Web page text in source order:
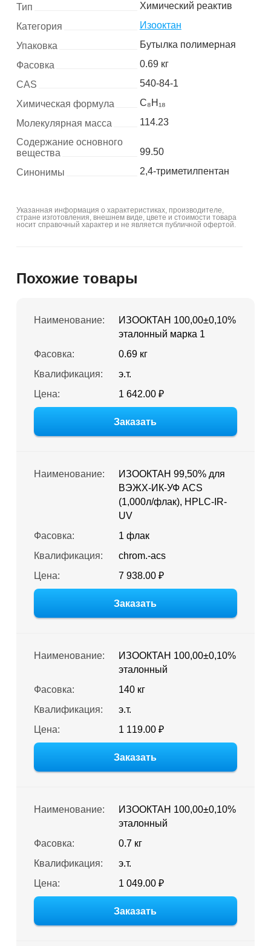
Тип
Химический реактив
Категория
Изооктан
Упаковка
Бутылка полимерная
Фасовка
0.69 кг
CAS
540-84-1
Химическая формула
C₈H₁₈
Молекулярная масса
114.23
Содержание основного
вещества
99.50
Синонимы
2,4-триметилпентан
Указанная информация о характеристиках, производителе,
стране изготовления, внешнем виде, цвете и стоимости товара
носит справочный характер и не является публичной офертой.
Похожие товары
Наименование:
ИЗООКТАН 100,00±0,10%
эталонный марка 1
Фасовка:
0.69 кг
Квалификация:
э.т.
Цена:
1 642.00 ₽
Заказать
Наименование:
ИЗООКТАН 99,50% для
ВЭЖХ-ИК-УФ ACS
(1,000л/флак), HPLC-IR-
UV
Фасовка:
1 флак
Квалификация:
chrom.-acs
Цена:
7 938.00 ₽
Заказать
Наименование:
ИЗООКТАН 100,00±0,10%
эталонный
Фасовка:
140 кг
Квалификация:
э.т.
Цена:
1 119.00 ₽
Заказать
Наименование:
ИЗООКТАН 100,00±0,10%
эталонный
Фасовка:
0.7 кг
Квалификация:
э.т.
Цена:
1 049.00 ₽
Заказать